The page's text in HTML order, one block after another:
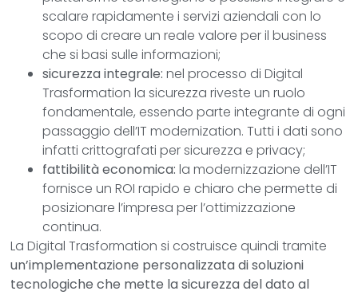
scalare rapidamente i servizi aziendali con lo
scopo di creare un reale valore per il business
che si basi sulle informazioni;
sicurezza integrale: nel processo di Digital
Trasformation la sicurezza riveste un ruolo
fondamentale, essendo parte integrante di ogni
passaggio dell’IT modernization. Tutti i dati sono
infatti crittografati per sicurezza e privacy;
fattibilità economica: la modernizzazione dell’IT
fornisce un ROI rapido e chiaro che permette di
posizionare l’impresa per l’ottimizzazione
continua.
La Digital Trasformation si costruisce quindi tramite
un’implementazione personalizzata di soluzioni
tecnologiche che mette la sicurezza del dato al